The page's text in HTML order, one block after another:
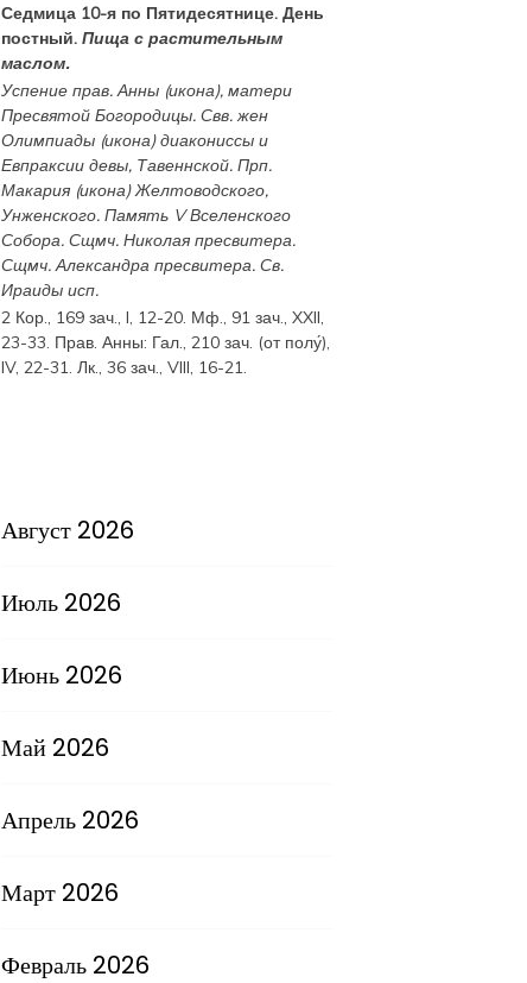
Седмица 10-я по Пятидесятнице. День
постный.Пища с растительным
маслом.
Успение прав.Анны (икона), матери
Пресвятой Богородицы. Свв. жен
Олимпиады (икона) диакониссы и
Евпраксии девы, Тавеннской. Прп.
Макария (икона) Желтоводского,
Унженского. Память V Вселенского
Собора. Сщмч.Николая пресвитера.
Сщмч.Александра пресвитера. Св.
Ираиды исп.
2 Кор., 169 зач., I, 12-20. Мф., 91 зач., XXII,
23-33. Прав. Анны: Гал., 210 зач. (от полу́),
IV, 22-31. Лк., 36 зач., VIII, 16-21.
Август 2026
Июль 2026
Июнь 2026
Май 2026
Апрель 2026
Март 2026
Февраль 2026